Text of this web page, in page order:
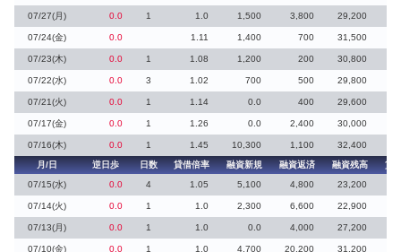
07/27(月) 0.0 1 1.0 1,500 3,800 29,200
07/24(金) 0.0 1.11 1,400 700 31,500
07/23(木) 0.0 1 1.08 1,200 200 30,800
07/22(水) 0.0 3 1.02 700 500 29,800
07/21(火) 0.0 1 1.14 0.0 400 29,600
07/17(金) 0.0 1 1.26 0.0 2,400 30,000
07/16(木) 0.0 1 1.45 10,300 1,100
32,400
月/日
逆日歩 日数 貸借倍率 融資新規 融資返済 融資残高
貸
07/15(水)
0.0 4 1.05 5,100 4,800 23,200
07/14(火) 0.0 1 1.0 2,300 6,600 22,900
07/13(月) 0.0 1 1.0 0.0 4,000 27,200
07/10(金) 0.0 1 1.0 4,700 20,200 31,200